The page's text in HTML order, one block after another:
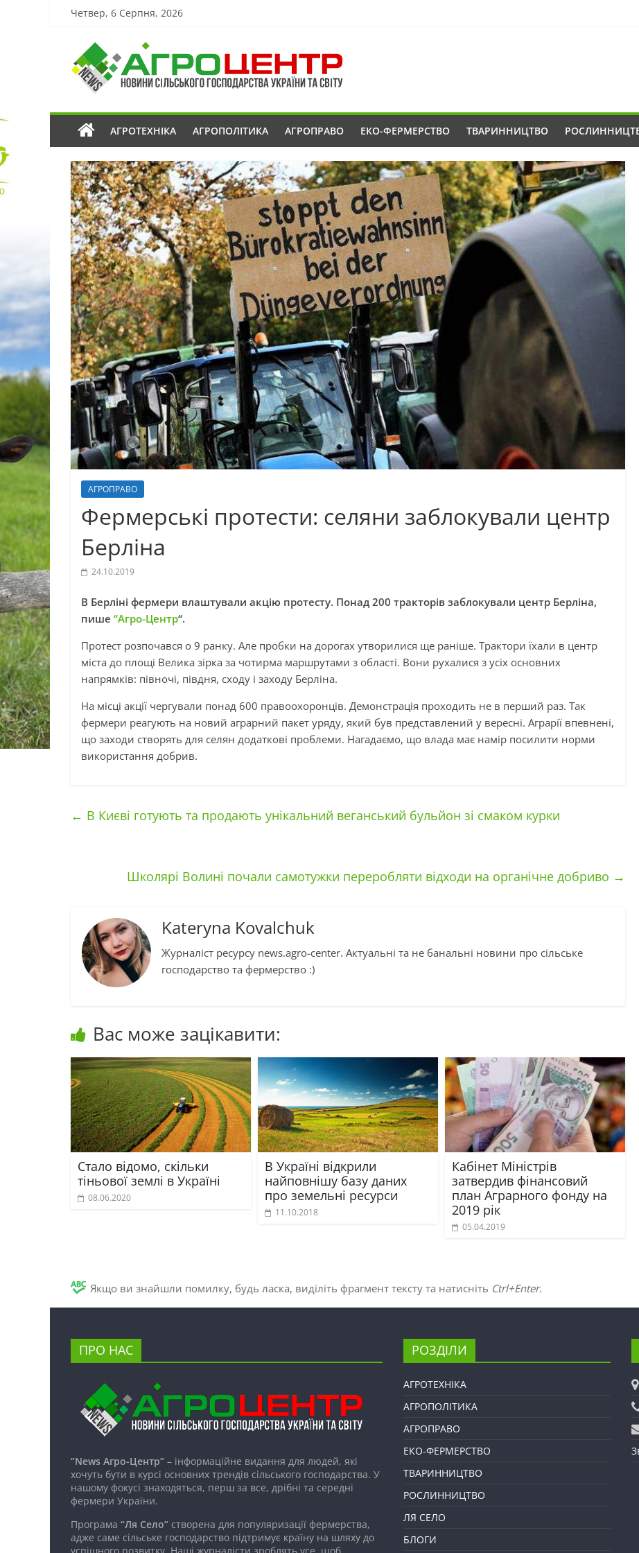
Четвер, 6 Серпня, 2026
АГРОТЕХНІКА АГРОПОЛІТИКА АГРОПРАВО ЕКО-ФЕРМЕРСТВО ТВАРИННИЦТВО
АГРОПРАВО
Фермерські протести: селяни заблокували центр
Берліна
24.10.2019
В Берліні фермери влаштували акцію протесту. Понад 200 тракторів заблокували центр Берліна,
пише “Агро-Центр“.
Протест розпочався о 9 ранку. Але пробки на дорогах утворилися ще раніше. Трактори їхали в центр
міста до площі Велика зірка за чотирма маршрутами з області. Вони рухалися з усіх основних
напрямків: півночі, півдня, сходу і заходу Берліна.
На місці акції чергували понад 600 правоохоронців. Демонстрація проходить не в перший раз. Так
фермери реагують на новий аграрний пакет уряду, який був представлений у вересні. Аграрії впевнені,
що заходи створять для селян додаткові проблеми. Нагадаємо, що влада має намір посилити норми
використання добрив.
← В Києві готують та продають унікальний веганський бульйон зі смаком курки
Школярі Волині почали самотужки переробляти відходи на органічне добриво →
Kateryna Kovalchuk
Журналіст ресурсу news.agro-center. Актуальні та не банальні новини про сільське
господарство та фермерство :)
Вас може зацікавити:
Стало відомо, скільки
тіньової землі в Україні
08.06.2020
В Україні відкрили
найповнішу базу даних
про земельні ресурси
11.10.2018
Кабінет Міністрів
затвердив фінансовий
план Аграрного фонду на
2019 рік
05.04.2019
Якщо ви знайшли помилку, будь ласка, виділіть фрагмент тексту та натисніть Ctrl+Enter.
ПРО НАС
“News Агро-Центр” – інформаційне видання для людей, які
хочуть бути в курсі основних трендів сільського господарства. У
нашому фокусі знаходяться, перш за все, дрібні та середні
фермери України.
Програма “Ля Село” створена для популяризації фермерства,
адже саме сільське господарство підтримує країну на шляху до
успішного розвитку. Наші журналісти зроблять усе, щоб
РОЗДІЛИ
АГРОТЕХНІКА
АГРОПОЛІТИКА
АГРОПРАВО
ЕКО-ФЕРМЕРСТВО
ТВАРИННИЦТВО
РОСЛИННИЦТВО
ЛЯ СЕЛО
БЛОГИ